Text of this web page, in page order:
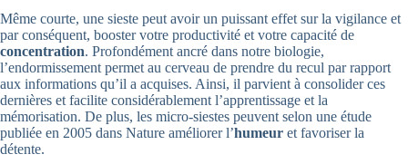
Même courte, une sieste peut avoir un puissant effet sur la vigilance et
par conséquent, booster votre productivité et votre capacité de
concentration. Profondément ancré dans notre biologie,
l’endormissement permet au cerveau de prendre du recul par rapport
aux informations qu’il a acquises. Ainsi, il parvient à consolider ces
dernières et facilite considérablement l’apprentissage et la
mémorisation. De plus, les micro-siestes peuvent selon une étude
publiée en 2005 dans Nature améliorer l’humeur et favoriser la
détente.